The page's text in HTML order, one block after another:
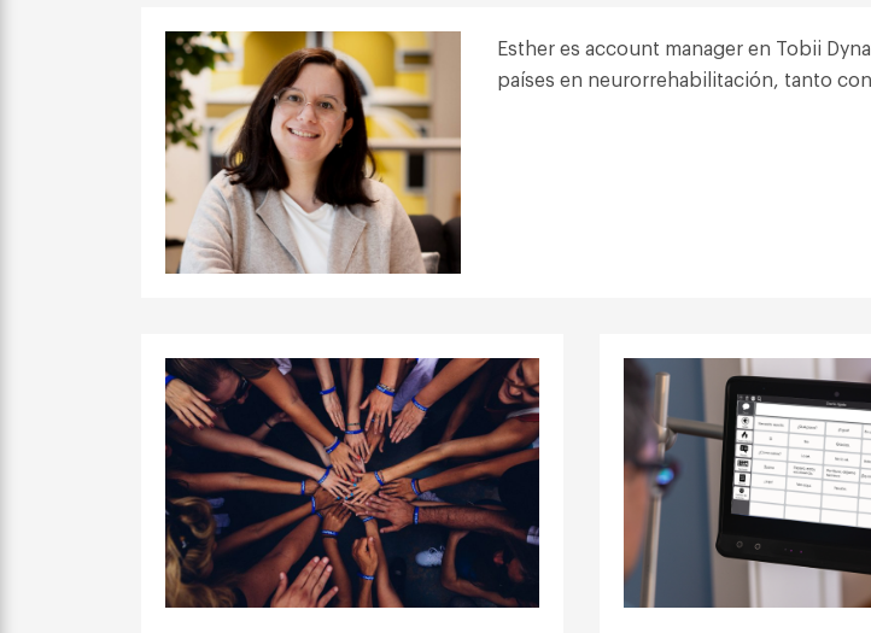
Esther es account manager en Tobii
países en neurorrehabilitación, tanto